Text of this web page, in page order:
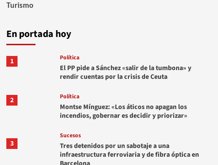
Turismo
En portada hoy
1 Política
El PP pide a Sánchez «salir de la tumbona» y
rendir cuentas por la crisis de Ceuta
2 Política
Montse Mínguez: «Los áticos no apagan los
incendios, gobernar es decidir y priorizar»
3
Sucesos
Tres detenidos por un sabotaje a una
infraestructura ferroviaria y de fibra óptica en